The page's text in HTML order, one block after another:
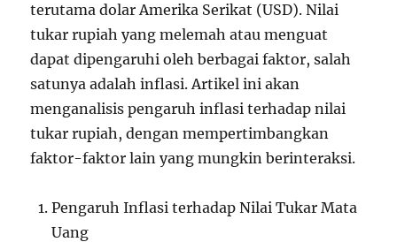
terutama dolar Amerika Serikat (USD). Nilai
tukar rupiah yang melemah atau menguat
dapat dipengaruhi oleh berbagai faktor, salah
satunya adalah inflasi. Artikel ini akan
menganalisis pengaruh inflasi terhadap nilai
tukar rupiah, dengan mempertimbangkan
faktor-faktor lain yang mungkin berinteraksi.
Pengaruh Inflasi terhadap Nilai Tukar Mata
Uang